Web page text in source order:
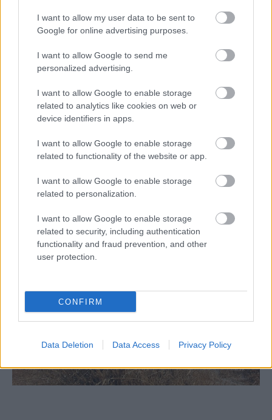
I want to allow my user data to be sent to
Google for online advertising purposes.
I want to allow Google to send me
personalized advertising.
I want to allow Google to enable storage
related to analytics like cookies on web or
device identifiers in apps.
I want to allow Google to enable storage
related to functionality of the website or app.
I want to allow Google to enable storage
related to personalization.
I want to allow Google to enable storage
related to security, including authentication
functionality and fraud prevention, and other
user protection.
CONFIRM
Data Deletion Data Access Privacy Policy